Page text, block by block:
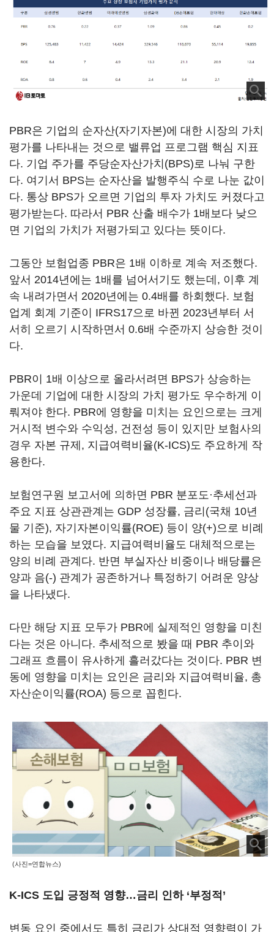
PBR은 기업의 순자산(자기자본)에 대한 시장의 가치
평가를 나타내는 것으로 밸류업 프로그램 핵심 지표
다. 기업 주가를 주당순자산가치(BPS)로 나눠 구한
다. 여기서 BPS는 순자산을 발행주식 수로 나눈 값이
다. 통상 BPS가 오르면 기업의 투자 가치도 커졌다고
평가받는다. 따라서 PBR 산출 배수가 1배보다 낮으
면 기업의 가치가 저평가되고 있다는 뜻이다.
그동안 보험업종 PBR은 1배 이하로 계속 저조했다.
앞서 2014년에는 1배를 넘어서기도 했는데, 이후 계
속 내려가면서 2020년에는 0.4배를 하회했다. 보험
업계 회계 기준이 IFRS17으로 바뀐 2023년부터 서
서히 오르기 시작하면서 0.6배 수준까지 상승한 것이
다.
PBR이 1배 이상으로 올라서려면 BPS가 상승하는
가운데 기업에 대한 시장의 가치 평가도 우수하게 이
뤄져야 한다. PBR에 영향을 미치는 요인으로는 크게
거시적 변수와 수익성, 건전성 등이 있지만 보험사의
경우 자본 규제, 지급여력비율(K-ICS)도 주요하게 작
용한다.
보험연구원 보고서에 의하면 PBR 분포도·추세선과
주요 지표 상관관계는 GDP 성장률, 금리(국채 10년
물 기준), 자기자본이익률(ROE) 등이 양(+)으로 비례
하는 모습을 보였다. 지급여력비율도 대체적으로는
양의 비례 관계다. 반면 부실자산 비중이나 배당률은
양과 음(-) 관계가 공존하거나 특정하기 어려운 양상
을 나타냈다.
다만 해당 지표 모두가 PBR에 실제적인 영향을 미친
다는 것은 아니다. 추세적으로 봤을 때 PBR 추이와
그래프 흐름이 유사하게 흘러갔다는 것이다. PBR 변
동에 영향을 미치는 요인은 금리와 지급여력비율, 총
자산순이익률(ROA) 등으로 꼽힌다.
(사진=연합뉴스)
K-ICS 도입 긍정적 영향…금리 인하 ‘부정적’
변동 요인 중에서도 특히 금리가 상대적 영향력이 가